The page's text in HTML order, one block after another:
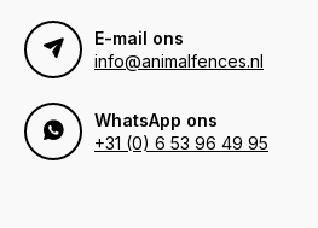
E-mail ons
info@animalfences.nl
WhatsApp ons
+31 (0) 6 53 96 49 95